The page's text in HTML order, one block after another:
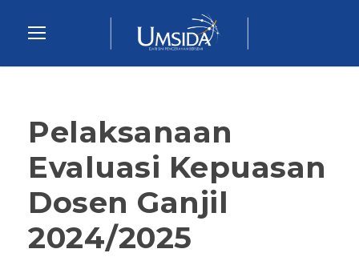
Pelaksanaan
Evaluasi Kepuasan
Dosen Ganjil
2024/2025